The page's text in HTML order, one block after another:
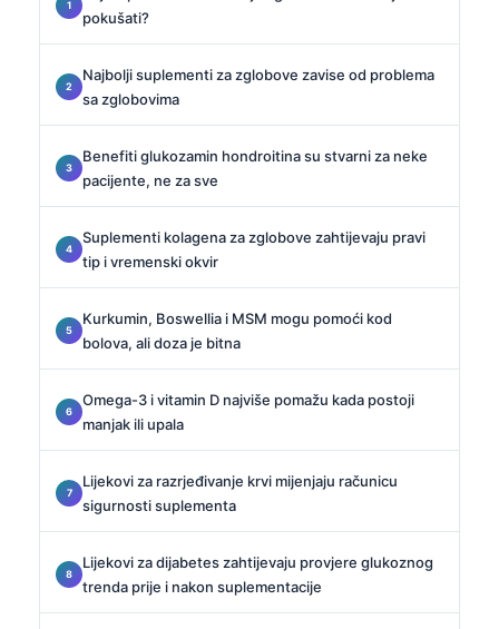
pokušati?
Najbolji suplementi za zglobove zavise od problema
sa zglobovima
Benefiti glukozamin hondroitina su stvarni za neke
pacijente, ne za sve
Suplementi kolagena za zglobove zahtijevaju pravi
tip i vremenski okvir
Kurkumin, Boswellia i MSM mogu pomoći kod
bolova, ali doza je bitna
Omega-3 i vitamin D najviše pomažu kada postoji
manjak ili upala
Lijekovi za razrjeđivanje krvi mijenjaju računicu
sigurnosti suplementa
Lijekovi za dijabetes zahtijevaju provjere glukoznog
trenda prije i nakon suplementacije